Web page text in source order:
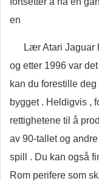
en
Lær Atari Jaguar
og etter 1996 var
kan du forestille
bygget . Heldigvis ,
rettighetene til å
av 90-tallet og
spill . Du kan også
Rom perifere som